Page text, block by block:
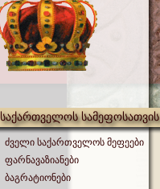
საქართველოს სამეფოსათვის
ძველი საქართველოს მეფეები
ფარნავაზიანები
ბაგრატიონები